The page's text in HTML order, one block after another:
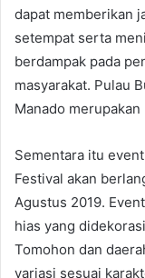
dapat memberikan
setempat serta
berdampak pada
masyarakat. Pulau
Manado
Sementara itu
Festival akan
Agustus 2019.
hias yang
Tomohon dan
variasi sesuai